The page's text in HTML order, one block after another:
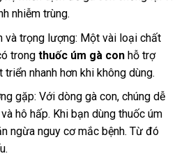
nhiễm trùng.
và trọng lượng: Một vài loại chất
trong thuốc úm gà con hỗ trợ
nhanh hơn khi không dùng.
gặp: Với dòng gà con, chúng dễ
hô hấp. Khi bạn dùng thuốc úm
ngừa nguy cơ mắc bệnh. Từ đó